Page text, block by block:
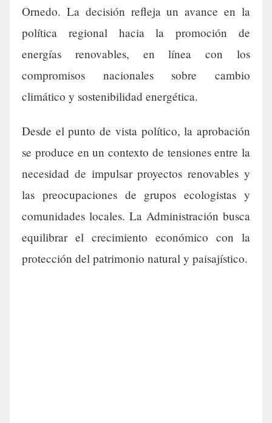
Ornedo. La decisión refleja un avance en la
política regional hacia la promoción de
energías renovables, en línea con los
compromisos nacionales sobre cambio
climático y sostenibilidad energética.
Desde el punto de vista político, la aprobación
se produce en un contexto de tensiones entre la
necesidad de impulsar proyectos renovables y
las preocupaciones de grupos ecologistas y
comunidades locales. La Administración busca
equilibrar el crecimiento económico con la
protección del patrimonio natural y paisajístico.